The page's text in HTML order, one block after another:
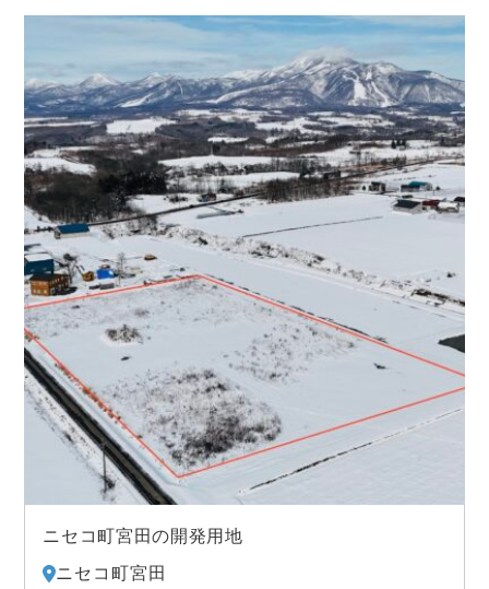
ニセコ町宮田の開発用地
ニセコ町宮田